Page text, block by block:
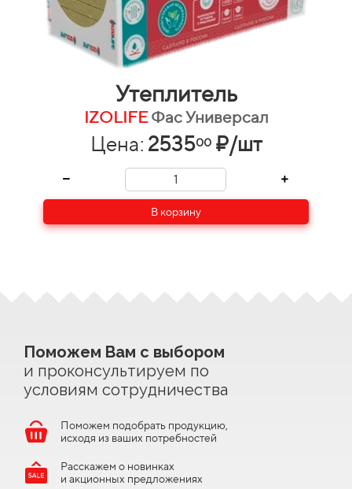
Утеплитель
IZOLIFEФас Универсал
Цена: 253500 ₽/шт
В корзину
Поможем Вам с выбором
и проконсультируем по
условиям сотрудничества
Поможем подобрать продукцию,
исходя из ваших потребностей
Расскажем о новинках
и акционных предложениях